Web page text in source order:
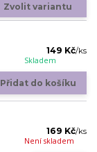
Zvolit variantu
149 Kč/ks
Skladem
Přidat do košíku
169 Kč/ks
Není skladem